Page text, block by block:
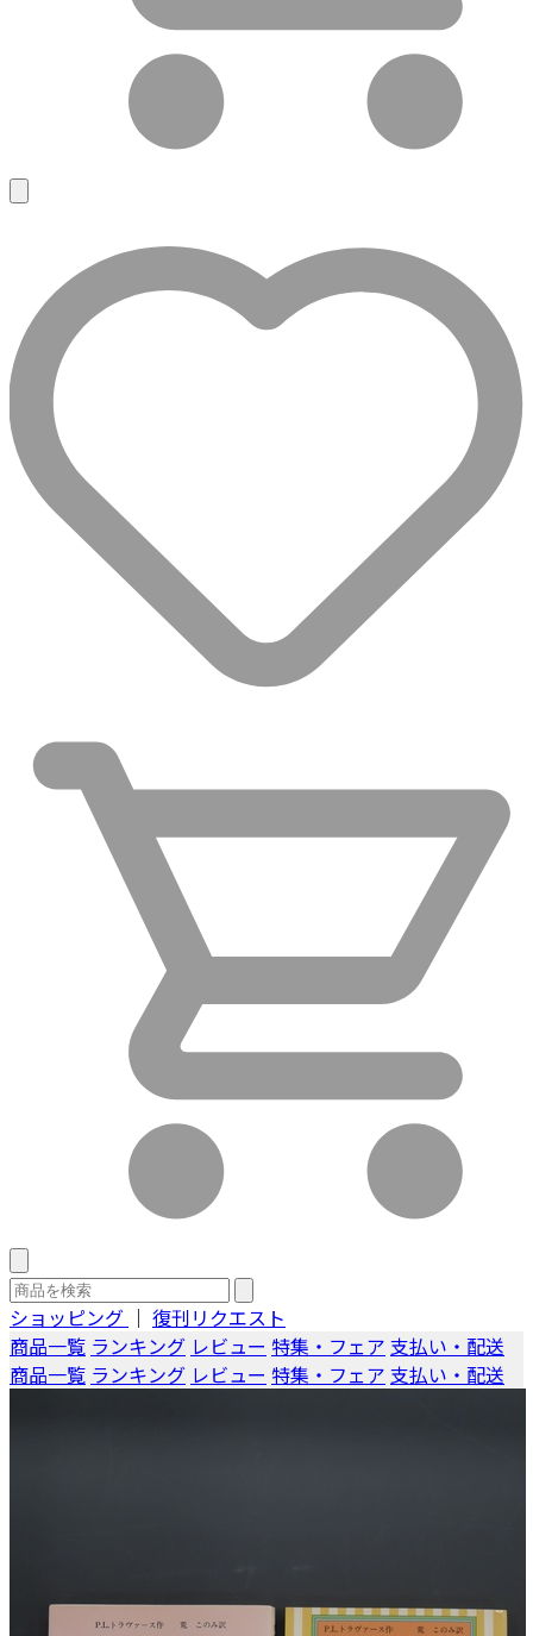
ショッピング ｜ 復刊リクエスト
商品一覧 ランキング レビュー 特集・フェア 支払い・配送
商品一覧 ランキング レビュー 特集・フェア 支払い・配送